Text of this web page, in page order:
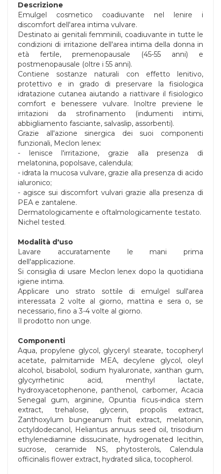
Descrizione
Emulgel cosmetico coadiuvante nel lenire i
discomfort dell'area intima vulvare.
Destinato ai genitali femminili, coadiuvante in tutte le
condizioni di irritazione dell'area intima della donna in
età fertile, premenopausale (45-55 anni) e
postmenopausale (oltre i 55 anni).
Contiene sostanze naturali con effetto lenitivo,
protettivo e in grado di preservare la fisiologica
idratazione cutanea aiutando a riattivare il fisiologico
comfort e benessere vulvare. Inoltre previene le
irritazioni da strofinamento (indumenti intimi,
abbigliamento fasciante, salvaslip, assorbenti).
Grazie all'azione sinergica dei suoi componenti
funzionali, Meclon lenex:
- lenisce l'irritazione, grazie alla presenza di
melatonina, popolsave, calendula;
- idrata la mucosa vulvare, grazie alla presenza di acido
ialuronico;
- agisce sui discomfort vulvari grazie alla presenza di
PEA e zantalene.
Dermatologicamente e oftalmologicamente testato.
Nichel tested.
Modalità d'uso
Lavare accuratamente le mani prima
dell'applicazione.
Si consiglia di usare Meclon lenex dopo la quotidiana
igiene intima.
Applicare uno strato sottile di emulgel sull'area
interessata 2 volte al giorno, mattina e sera o, se
necessario, fino a 3-4 volte al giorno.
Il prodotto non unge.
Componenti
Aqua, propylene glycol, glyceryl stearate, tocopheryl
acetate, palmitamide MEA, decylene glycol, oleyl
alcohol, bisabolol, sodium hyaluronate, xanthan gum,
glycyrrhetinic acid, menthyl lactate,
hydroxyacetophenone, panthenol, carbomer, Acacia
Senegal gum, arginine, Opuntia ficus-indica stem
extract, trehalose, glycerin, propolis extract,
Zanthoxylum bungeanum fruit extract, melatonin,
octyldodecanol, Heliantus annuus seed oil, trisodium
ethylenediamine dissucinate, hydrogenated lecithin,
sucrose, ceramide NS, phytosterols, Calendula
officinalis flower extract, hydrated silica, tocopherol.